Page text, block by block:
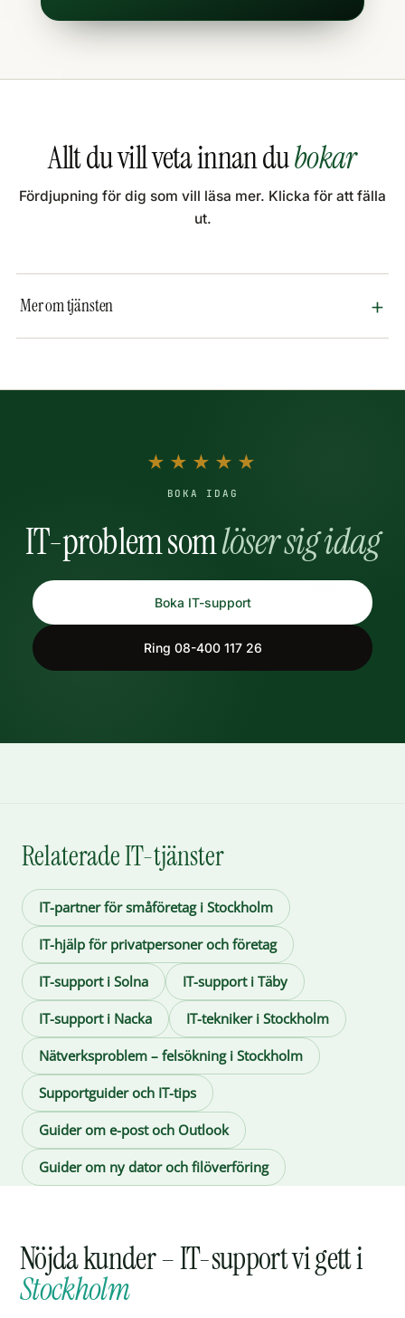
Allt du vill veta innan dubokar
Fördjupning för dig som vill läsa mer. Klicka för att fälla
ut.
Mer om tjänsten
★★★★★
BOKA IDAG
IT-problem somlöser sig idag
Boka IT-support
Ring 08-400 117 26
Relaterade IT-tjänster
IT-partner för småföretag i Stockholm
IT-hjälp för privatpersoner och företag
IT-support i Solna IT-support i Täby
IT-support i Nacka IT-tekniker i Stockholm
Nätverksproblem – felsökning i Stockholm
Supportguider och IT-tips
Guider om e-post och Outlook
Guider om ny dator och filöverföring
Nöjda kunder – IT-support vi gett i
Stockholm